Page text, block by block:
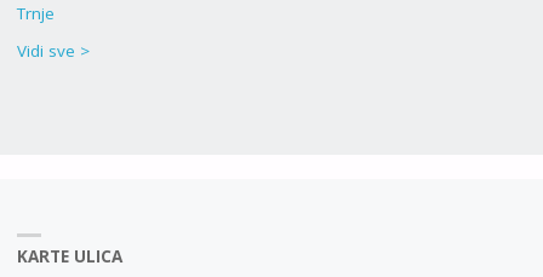
Trnje
Vidi sve >
KARTE ULICA